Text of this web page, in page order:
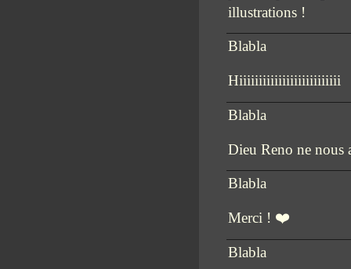
illustrations !
Blabla
Hiiiiiiiiiiiiiiiiiiiiiiiiii
Blabla
Dieu Reno ne nous
Blabla
Merci ! ❤️
Blabla